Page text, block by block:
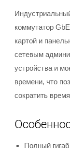
коммутатор
картой и
сетевым
устройства и
времени, что
сократить
Полный